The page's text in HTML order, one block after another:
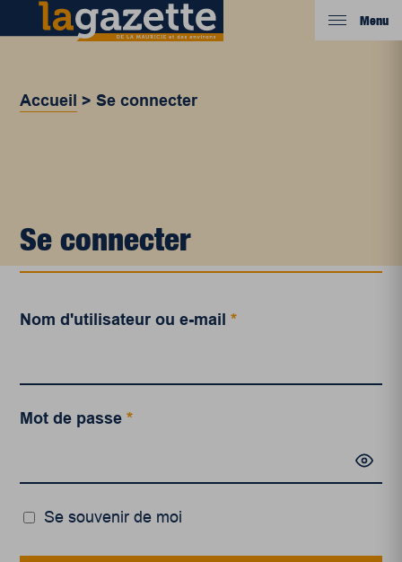
Menu
Accueil >Se connecter
Se connecter
Nom d'utilisateur ou e-mail*
Mot de passe*
Se souvenir de moi